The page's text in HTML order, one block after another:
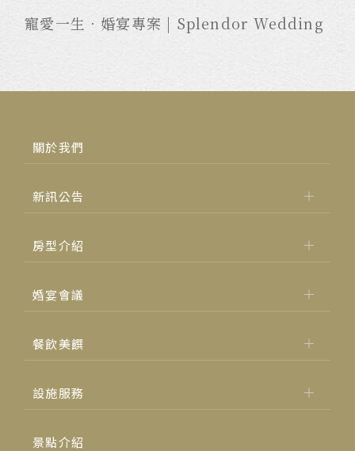
寵愛一生．婚宴專案 | Splendor Wedding
關於我們
新訊公告
房型介紹
婚宴會議
餐飲美饌
設施服務
景點介紹